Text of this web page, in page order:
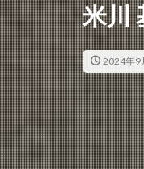
米川
2024年9